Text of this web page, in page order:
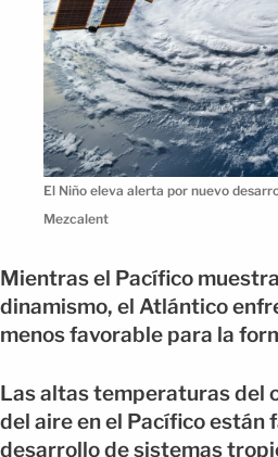
El Niño eleva alerta por nuevo
Mezcalent
Mientras el Pacífico
dinamismo, el Atlántico
menos favorable para la
Las altas temperaturas del
del aire en el Pacífico están
desarrollo de sistemas